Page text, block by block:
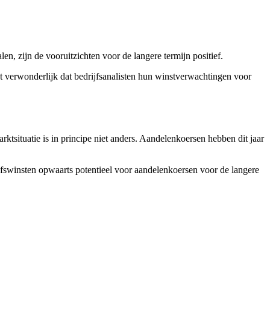
zijn de vooruitzichten voor de langere termijn positief.
verwonderlijk dat bedrijfsanalisten hun winstverwachtingen voor
is in principe niet anders. Aandelenkoersen hebben dit jaar
opwaarts potentieel voor aandelenkoersen voor de langere